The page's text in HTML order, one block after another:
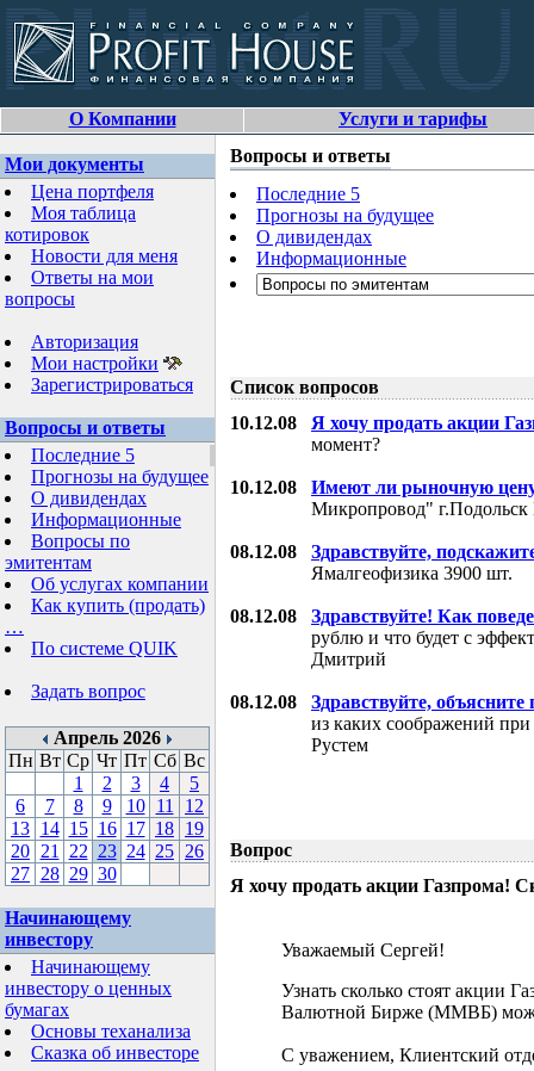
О Компании Услуги и тарифы
Мои документы
Цена портфеля
Моя таблица
котировок
Новости для меня
Ответы на мои
вопросы
Авторизация
Мои настройки
Зарегистрироваться
Вопросы и ответы
Последние 5
Прогнозы на будущее
О дивидендах
Информационные
Вопросы по
эмитентам
Об услугах компании
Как купить (продать)
…
По системе QUIK
Задать вопрос
Апрель 2026
Пн Вт Ср Чт Пт Сб Вс
1
2 3 4
5
6
7 8 9 10 11
12
13 14 15 16 17 18 19
20 21 22 23 24 25 26
27 28 29 30
Начинающему
инвестору
Начинающему
инвестору о ценных
бумагах
Основы теханализа
Сказка об инвесторе
Вопросы и ответы
Последние 5
Прогнозы на будущее
О дивидендах
Информационные
Список вопросов
10.12.08 Я хочу продать акции
момент?
10.12.08
Имеют ли рыночную
Микропровод"
08.12.08
Здравствуйте,
Ямалгеофизика 3900 шт.
08.12.08
Здравствуйте! Как
рублю и что будет с
Дмитрий
08.12.08
Здравствуйте, объясните
из каких соображений
Рустем
Вопрос
Я хочу продать акции Газпрома!
Уважаемый Сергей!
Узнать сколько стоят акции
Валютной Бирже (ММВБ)
С уважением, Клиентский